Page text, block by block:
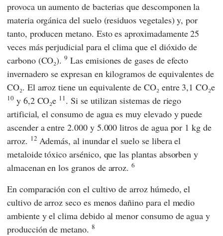
provoca un aumento de bacterias que descomponen la
materia orgánica del suelo (residuos vegetales) y, por
tanto, producen metano. Esto es aproximadamente 25
veces más perjudicial para el clima que el dióxido de
carbono (CO₂).9 Las emisiones de gases de efecto
invernadero se expresan en kilogramos de equivalentes de
CO₂. El arroz tiene un equivalente de CO₂ entre 3,1 CO₂e
10y 6,2 CO₂e 11. Si se utilizan sistemas de riego
artificial, el consumo de agua es muy elevado y puede
ascender a entre 2.000 y 5.000 litros de agua por 1 kg de
arroz. 12 Además, al inundar el suelo se libera el
metaloide tóxico arsénico, que las plantas absorben y
almacenan en los granos de arroz.6
En comparación con el cultivo de arroz húmedo, el
cultivo de arroz seco es menos dañino para el medio
ambiente y el clima debido al menor consumo de agua y
producción de metano. 8